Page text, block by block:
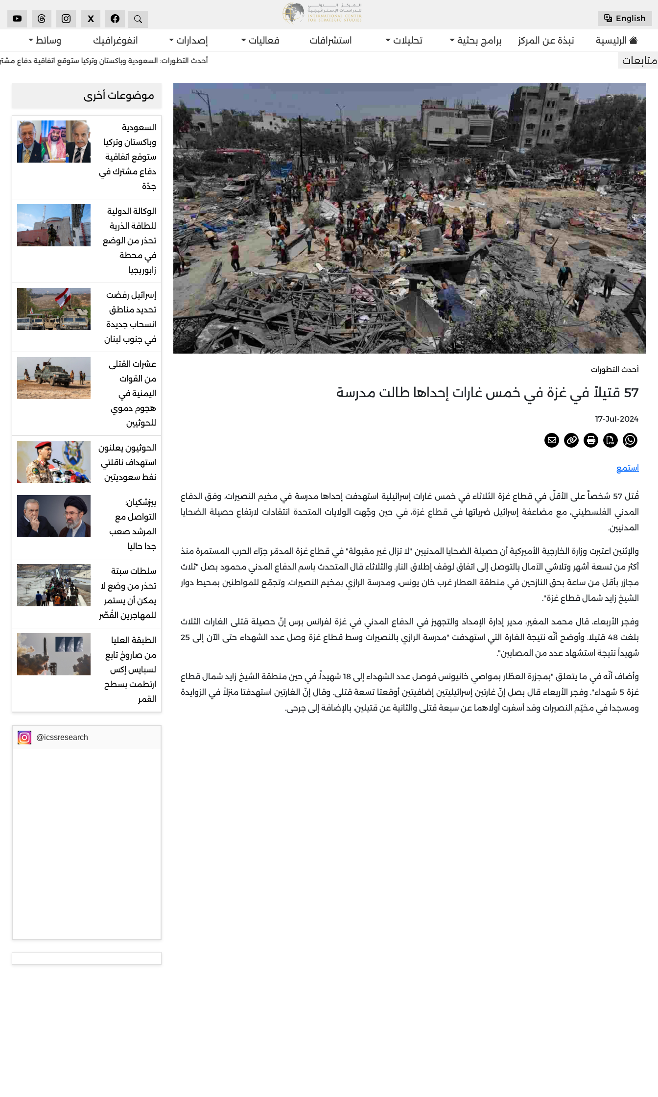
English
X
الرئيسية نبذة عن المركز برامج بحثية تحليلات استشرافات فعاليات إصدارات انفوغرافيك وسائط
أحدث التطورات: السعودية وباكستان وتركيا ستوقع اتفاقية دفاع مشترك في
أحدث التطورات
57 قتيلاً في غزة في خمس غارات إحداها طالت مدرسة
17-Jul-2024
استمع
قُتل 57 شخصاً على الأقلّ في قطاع غزة الثلاثاء في خمس غارات إسرائيلية استهدفت إحداها مدرسة في مخيم النصيرات، وفق الدفاع
المدني الفلسطيني، مع مضاعفة إسرائيل ضرباتها في قطاع غزة، في حين وجّهت الولايات المتحدة انتقادات لارتفاع حصيلة الضحايا
المدنيين.
والإثنين اعتبرت وزارة الخارجية الأميركية أن حصيلة الضحايا المدنيين "لا تزال غير مقبولة" في قطاع غزة المدمّر جرّاء الحرب المستمرة منذ
أكثر من تسعة أشهر وتلاشي الآمال بالتوصل إلى اتفاق لوقف إطلاق النار. والثلاثاء قال المتحدث باسم الدفاع المدني محمود بصل "ثلاث
مجازر بأقل من ساعة بحق النازحين في منطقة العطار غرب خان يونس، ومدرسة الرازي بمخيم النصيرات، وتجمّع للمواطنين بمحيط دوار
الشيخ زايد شمال قطاع غزة".
وفجر الأربعاء، قال محمد المغير، مدير إدارة الإمداد والتجهيز في الدفاع المدني في غزة لفرانس برس إنّ حصيلة قتلى الغارات الثلاث
بلغت 48 قتيلاً.
وأوضح أنّه نتيجة الغارة التي استهدفت "مدرسة الرازي بالنصيرات وسط قطاع غزة وصل عدد الشهداء حتى الآن إلى 25
شهيداً نتيجة استشهاد عدد من المصابين".
وأضاف أنّه في ما يتعلق "بمجزرة العطّار بمواصي خانيونس فوصل عدد الشهداء إلى 18 شهيداً، في حين منطقة الشيخ زايد شمال قطاع
غزة 5 شهداء".
وفجر الأربعاء قال بصل إنّ غارتين إسرائيليتين إضافيتين أوقعتا تسعة قتلى. وقال إنّ الغارتين استهدفتا منزلاً في الزوايدة
ومسجداً في مخيّم النصيرات وقد أسفرت أولاهما عن سبعة قتلى والثانية عن قتيلين، بالإضافة إلى جرحى.
موضوعات أخرى
السعودية
وباكستان وتركيا
ستوقع اتفاقية
دفاع مشترك في
جدّة
الوكالة الدولية
للطاقة الذرية
تحذر من الوضع
في محطة
زابوريجيا
إسرائيل رفضت
تحديد مناطق
انسحاب جديدة
في جنوب لبنان
عشرات القتلى
من القوات
اليمنية في
هجوم دموي
للحوثيين
الحوثيون يعلنون
استهداف ناقلتي
نفط سعوديتين
بيزشكيان:
التواصل مع
المرشد صعب
جدا حاليا
سلطات سبتة
تحذر من وضع لا
يمكن أن يستمر
للمهاجرين القُصّر
الطبقة العليا
من صاروخ تابع
لسبايس إكس
ارتطمت بسطح
القمر
@icssresearch